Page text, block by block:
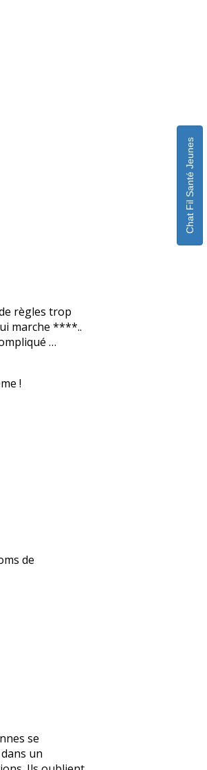
règles trop
marche ****..
…
!
de
se
un
Chat Fil Santé Jeunes